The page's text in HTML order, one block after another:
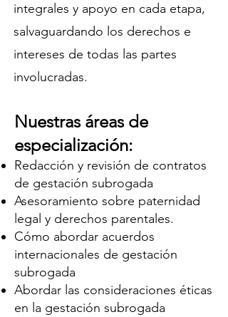
integrales y apoyo en cada etapa,
salvaguardando los derechos e
intereses de todas las partes
involucradas.
Nuestras áreas de
especialización:
Redacción y revisión de contratos
de gestación subrogada
Asesoramiento sobre paternidad
legal y derechos parentales.
Cómo abordar acuerdos
internacionales de gestación
subrogada
Abordar las consideraciones éticas
en la gestación subrogada